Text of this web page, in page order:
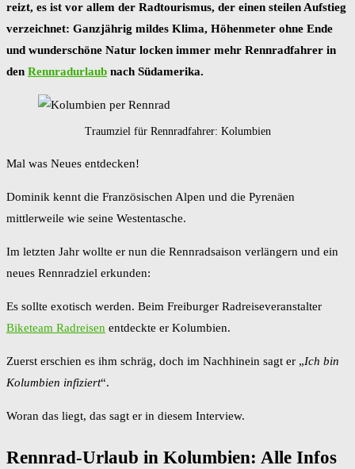
reizt, es ist vor allem der Radtourismus, der einen steilen Aufstieg
verzeichnet: Ganzjährig mildes Klima, Höhenmeter ohne Ende
und wunderschöne Natur locken immer mehr Rennradfahrer in
den Rennradurlaub nach Südamerika.
Traumziel für Rennradfahrer: Kolumbien
Mal was Neues entdecken!
Dominik kennt die Französischen Alpen und die Pyrenäen
mittlerweile wie seine Westentasche.
Im letzten Jahr wollte er nun die Rennradsaison verlängern und ein
neues Rennradziel erkunden:
Es sollte exotisch werden. Beim Freiburger Radreiseveranstalter
Biketeam Radreisen entdeckte er Kolumbien.
Zuerst erschien es ihm schräg, doch im Nachhinein sagt er „Ich bin
Kolumbien infiziert“.
Woran das liegt, das sagt er in diesem Interview.
Rennrad-Urlaub in Kolumbien: Alle Infos